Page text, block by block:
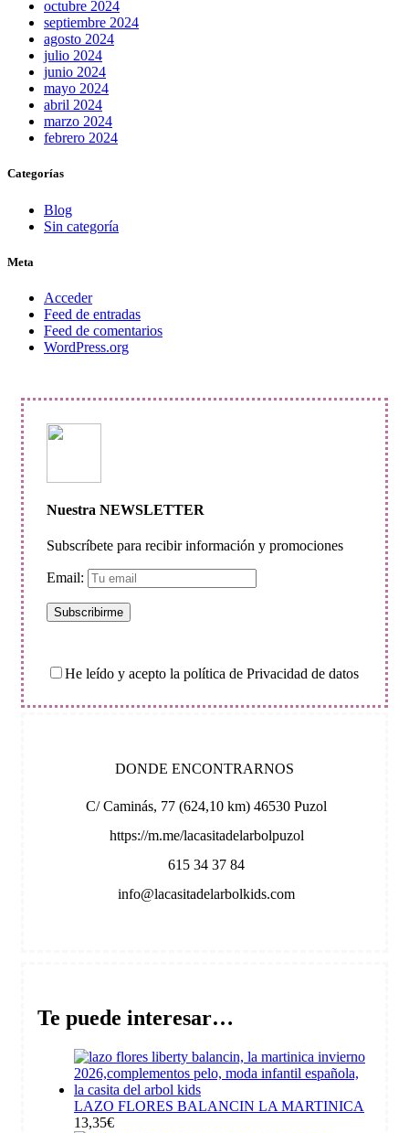
octubre 2024
septiembre 2024
agosto 2024
julio 2024
junio 2024
mayo 2024
abril 2024
marzo 2024
febrero 2024
Categorías
Blog
Sin categoría
Meta
Acceder
Feed de entradas
Feed de comentarios
WordPress.org
Nuestra NEWSLETTER
Subscríbete para recibir información y promociones
Email:
He leído y acepto la política de Privacidad de datos
DONDE ENCONTRARNOS
C/ Caminás, 77 (624,10 km) 46530 Puzol
https://m.me/lacasitadelarbolpuzol
615 34 37 84
info@lacasitadelarbolkids.com
Te puede interesar…
LAZO FLORES BALANCIN LA MARTINICA
13,35€